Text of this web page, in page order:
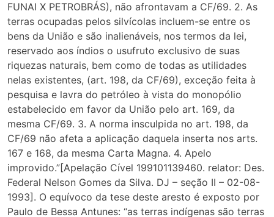
FUNAI X PETROBRÁS), não afrontavam a CF/69. 2. As
terras ocupadas pelos silvícolas incluem-se entre os
bens da União e são inalienáveis, nos termos da lei,
reservado aos índios o usufruto exclusivo de suas
riquezas naturais, bem como de todas as utilidades
nelas existentes, (art. 198, da CF/69), exceção feita à
pesquisa e lavra do petróleo à vista do monopólio
estabelecido em favor da União pelo art. 169, da
mesma CF/69. 3. A norma insculpida no art. 198, da
CF/69 não afeta a aplicação daquela inserta nos arts.
167 e 168, da mesma Carta Magna. 4. Apelo
improvido.”[Apelação Cível 199101139460. relator: Des.
Federal Nelson Gomes da Silva. DJ – seção II – 02-08-
1993]. O equívoco da tese deste aresto é exposto por
Paulo de Bessa Antunes: “as terras indígenas são terras